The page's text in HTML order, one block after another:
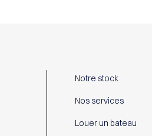
Notre stock
Nos services
Louer un bateau